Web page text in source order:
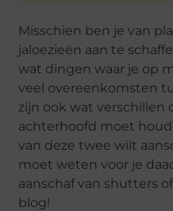
Misschien ben je van
jaloezieën aan te
wat dingen waar je op
veel overeenkomsten
zijn ook wat verschillen
achterhoofd moet
van deze twee wilt
moet weten voor je
aanschaf van shutters
blog!